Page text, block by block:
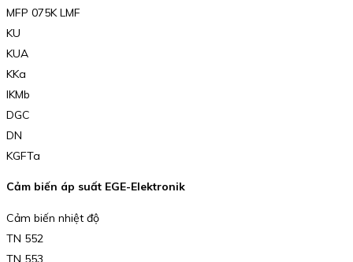
MFP 075K LMF
KU
KUA
KKa
IKMb
DGC
DN
KGFTa
Cảm biến áp suất EGE-Elektronik
Cảm biến nhiệt độ
TN 552
TN 553